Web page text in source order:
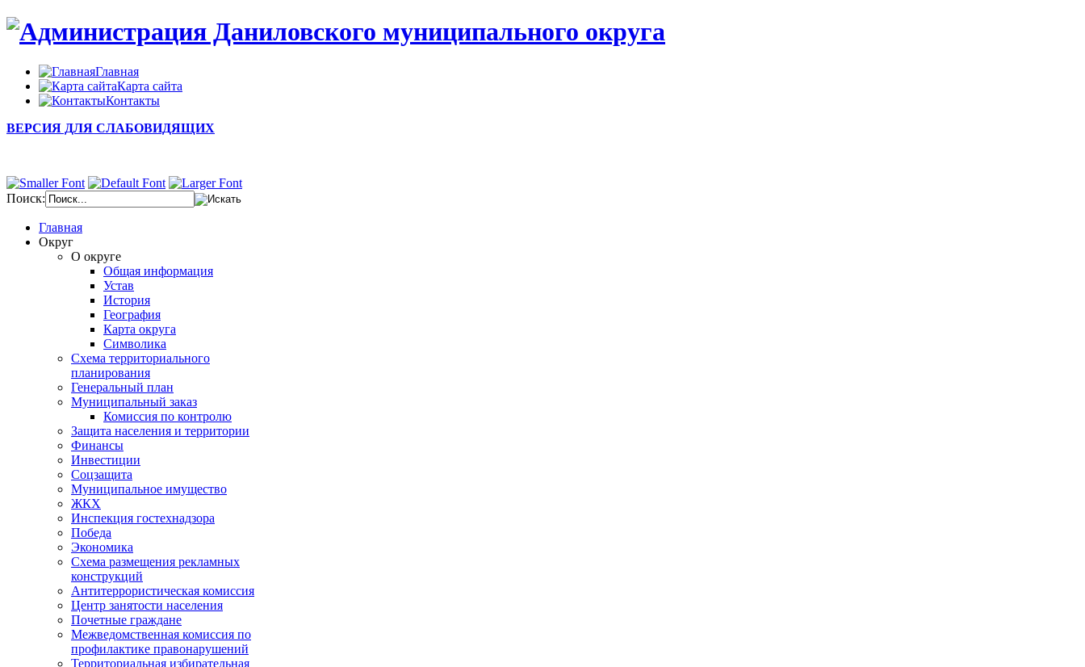
Главная
Карта сайта
Контакты
ВЕРСИЯ ДЛЯ СЛАБОВИДЯЩИХ
Поиск:
Главная
Округ
О округе
Общая информация
Устав
История
География
Карта округа
Символика
Схема территориального
планирования
Генеральный план
Муниципальный заказ
Комиссия по контролю
Защита населения и территории
Финансы
Инвестиции
Соцзащита
Муниципальное имущество
ЖКХ
Инспекция гостехнадзора
Победа
Экономика
Схема размещения рекламных
конструкций
Антитеррористическая комиссия
Центр занятости населения
Почетные граждане
Межведомственная комиссия по
профилактике правонарушений
Территориальная избирательная